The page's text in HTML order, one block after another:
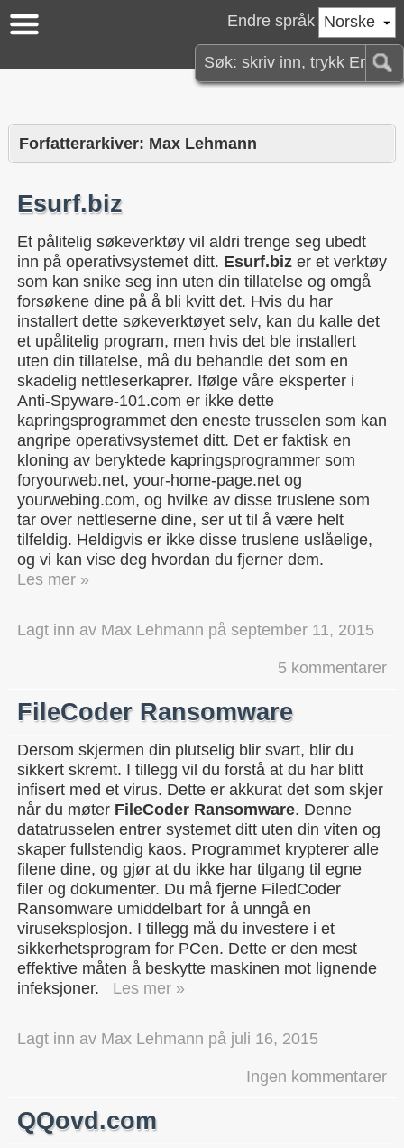
Norske
Endre språk
Forfatterarkiver: Max Lehmann
Esurf.biz
Et pålitelig søkeverktøy vil aldri trenge seg ubedt
inn på operativsystemet ditt. Esurf.biz er et verktøy
som kan snike seg inn uten din tillatelse og omgå
forsøkene dine på å bli kvitt det. Hvis du har
installert dette søkeverktøyet selv, kan du kalle det
et upålitelig program, men hvis det ble installert
uten din tillatelse, må du behandle det som en
skadelig nettleserkaprer. Ifølge våre eksperter i
Anti-Spyware-101.com er ikke dette
kapringsprogrammet den eneste trusselen som kan
angripe operativsystemet ditt. Det er faktisk en
kloning av beryktede kapringsprogrammer som
foryourweb.net, your-home-page.net og
yourwebing.com, og hvilke av disse truslene som
tar over nettleserne dine, ser ut til å være helt
tilfeldig. Heldigvis er ikke disse truslene uslåelige,
og vi kan vise deg hvordan du fjerner dem.
Les mer »
Lagt inn av Max Lehmann på september 11, 2015
5 kommentarer
FileCoder Ransomware
Dersom skjermen din plutselig blir svart, blir du
sikkert skremt. I tillegg vil du forstå at du har blitt
infisert med et virus. Dette er akkurat det som skjer
når du møter FileCoder Ransomware. Denne
datatrusselen entrer systemet ditt uten din viten og
skaper fullstendig kaos. Programmet krypterer alle
filene dine, og gjør at du ikke har tilgang til egne
filer og dokumenter. Du må fjerne FiledCoder
Ransomware umiddelbart for å unngå en
viruseksplosjon. I tillegg må du investere i et
sikkerhetsprogram for PCen. Dette er den mest
effektive måten å beskytte maskinen mot lignende
infeksjoner.
Les mer »
Lagt inn av Max Lehmann på juli 16, 2015
Ingen kommentarer
QQovd.com